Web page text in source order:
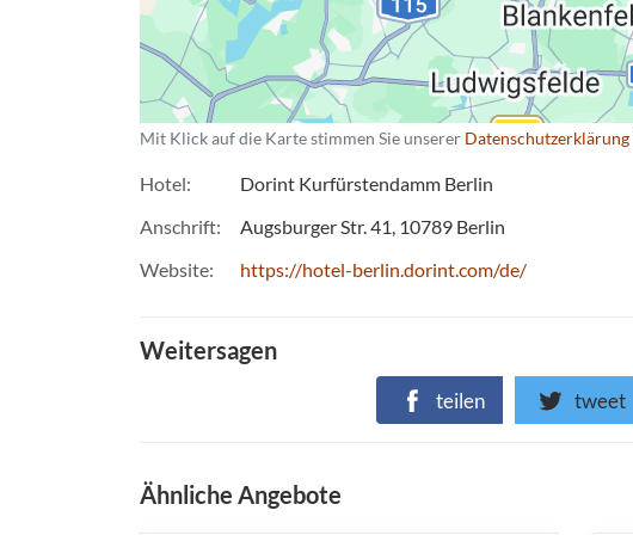
Mit Klick auf die Karte stimmen Sie unserer Datenschutzerklärung
Hotel
Dorint Kurfürstendamm Berlin
Anschrift
Augsburger Str. 41 10789 Berlin
Website
https://hotel-berlin.dorint.com/de/
Weitersagen
teilen tweet
Ähnliche Angebote